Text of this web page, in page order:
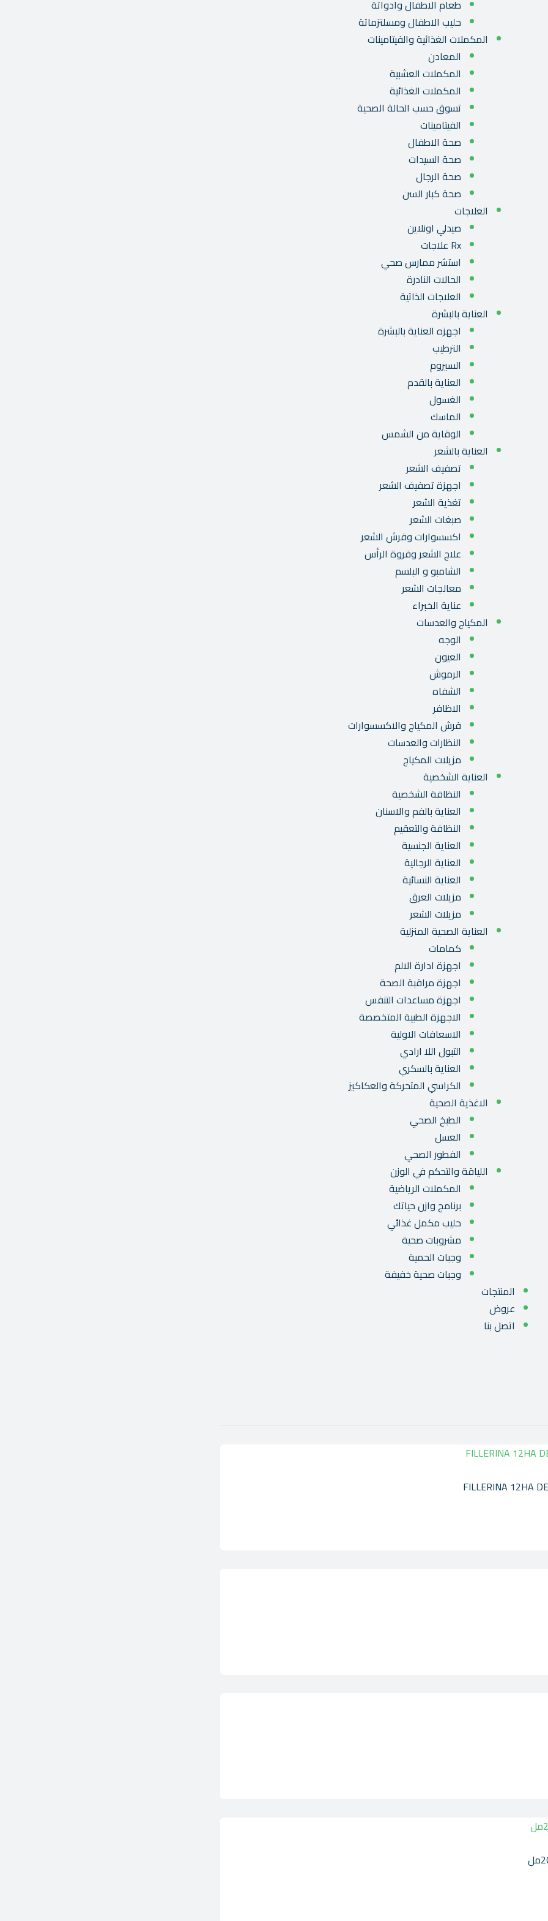
طعام الاطفال وادواتة
حليب الاطفال ومسلتزماتة
المكملات الغذائية والفيتامينات
المعادن
المكملات العشبية
المكملات الغذائية
تسوق حسب الحالة الصحية
الفيتامينات
صحة الاطفال
صحة السيدات
صحة الرجال
صحة كبار السن
العلاجات
صيدلي اونلاين
Rx علاجات
استشر ممارس صحي
الحالات النادرة
العلاجات الذاتية
العناية بالبشرة
اجهزه العناية بالبشرة
الترطيب
السيروم
العناية بالقدم
الغسول
الماسك
الوقاية من الشمس
العناية بالشعر
تصفيف الشعر
اجهزة تصفيف الشعر
تغذية الشعر
صبغات الشعر
اكسسوارات وفرش الشعر
علاج الشعر وفروة الرأس
الشامبو و البلسم
معالجات الشعر
عناية الخبراء
المكياج والعدسات
الوجه
العيون
الرموش
الشفاه
الاظافر
فرش المكياج والاكسسوارات
النظارات والعدسات
مزيلات المكياج
العناية الشخصية
النظافة الشخصية
العناية بالفم والاسنان
النظافة والتعقيم
العناية الجنسية
العناية الرجالية
العناية النسائية
مزيلات العرق
مزيلات الشعر
العناية الصحية المنزلية
كمامات
اجهزة ادارة الالم
اجهزة مراقبة الصحة
اجهزة مساعدات التنفس
الاجهزة الطبية المتخصصة
الاسعافات الاولية
التبول اللا ارادي
العناية بالسكري
الكراسي المتحركة والعكاكيز
الاغذية الصحية
الطبخ الصحي
العسل
الفطور الصحي
اللياقة والتحكم في الوزن
المكملات الرياضية
برنامج وازن حياتك
حليب مكمل غذائي
مشروبات صحية
وجبات الحمية
وجبات صحية خفيفة
المنتجات
عروض
اتصل بنا